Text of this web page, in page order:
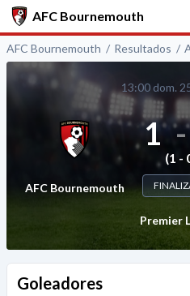
AFC Bournemouth
AFC Bournemouth Resultados
13:00 dom.
AFC Bournemouth
1 -
(1 -
Premier
Goleadores